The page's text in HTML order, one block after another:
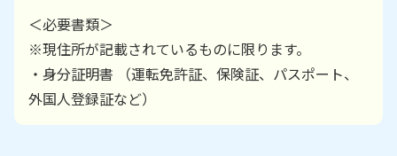
＜必要書類＞
※現住所が記載されているものに限ります。
・身分証明書 （運転免許証、保険証、パスポート、
外国人登録証など）